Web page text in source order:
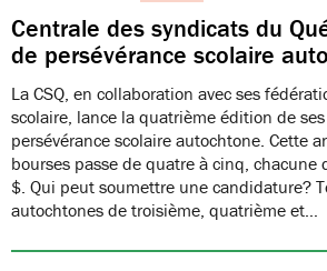
Centrale des syndicats du
de persévérance scolaire
La CSQ, en collaboration avec ses
scolaire, lance la quatrième édition de
persévérance scolaire autochtone. Cette
bourses passe de quatre à cinq, chacune
$. Qui peut soumettre une candidature?
autochtones de troisième, quatrième et…